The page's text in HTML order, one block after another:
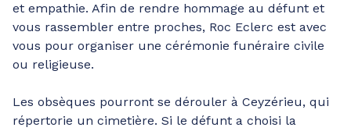
et empathie. Afin de rendre hommage au défunt et
vous rassembler entre proches, Roc Eclerc est avec
vous pour organiser une cérémonie funéraire civile
ou religieuse.
Les obsèques pourront se dérouler à Ceyzérieu, qui
répertorie un cimetière. Si le défunt a choisi la